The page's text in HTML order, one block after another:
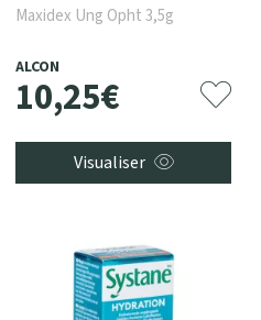
Maxidex Ung Opht 3,5g
ALCON
10,25€
Visualiser